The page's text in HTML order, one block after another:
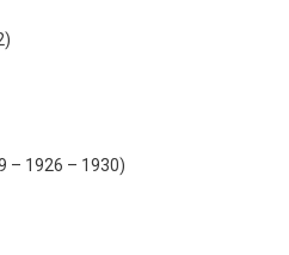
– 1926 – 1930)